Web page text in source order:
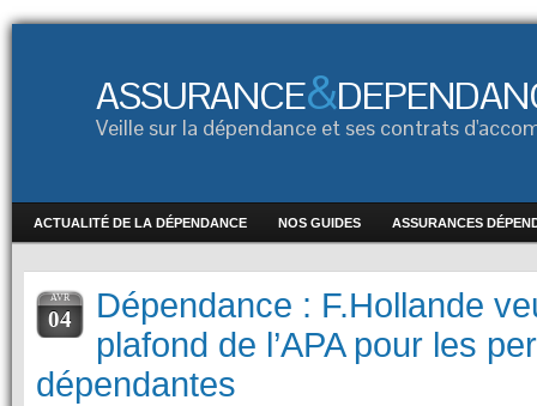
ASSURANCE&
Veille sur la dépendance et ses contrats
ACTUALITÉ DE LA DÉPENDANCE NOS GUIDES ASSURANCES
AVR
04
Dépendance : F.Hollande
plafond de l’APA pour les
dépendantes